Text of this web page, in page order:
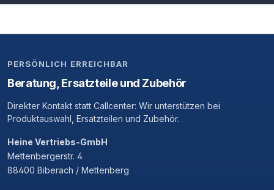
PERSÖNLICH ERREICHBAR
Beratung, Ersatzteile und Zubehör
Direkter Kontakt statt Callcenter: Wir unterstützen bei
Produktauswahl, Ersatzteilen und Zubehör.
Heine Vertriebs-GmbH
Mettenbergerstr. 4
88400 Biberach / Mettenberg